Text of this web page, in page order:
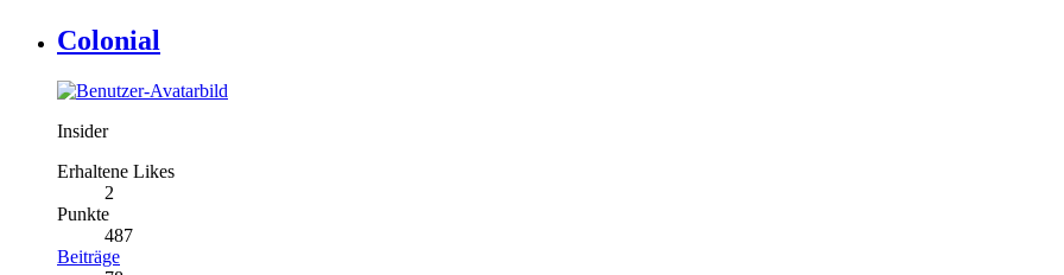
Colonial
Insider
Erhaltene Likes
2
Punkte
487
Beiträge